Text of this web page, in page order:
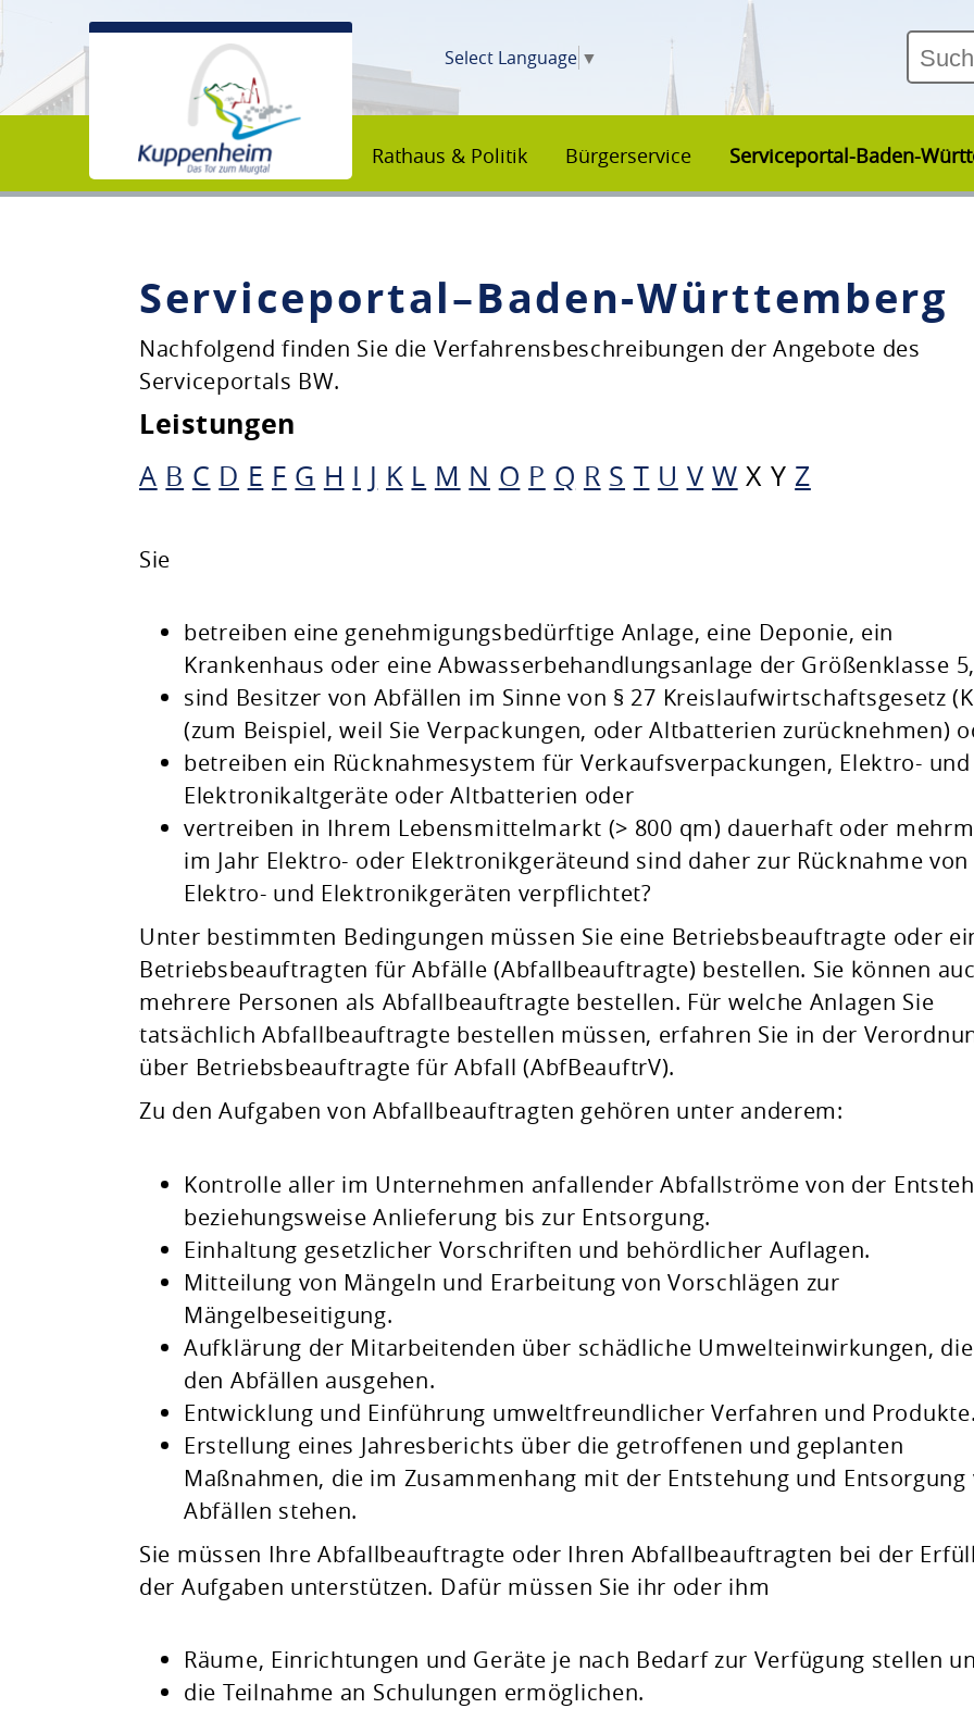
Select Language ▼
Rathaus & Politik Bürgerservice Serviceportal-Baden-
Unsere Stadt
Rathaus & Politik
Serviceportal–Baden-Württemberg
Nachfolgend finden Sie die Verfahrensbeschreibungen der Angebote des
Serviceportals BW.
Leistungen
A B C D E F G H I J K L M N O P Q R S T U V W X Y Z
Sie
betreiben eine genehmigungsbedürftige Anlage, eine Deponie, ein
Krankenhaus oder eine Abwasserbehandlungsanlage der Größenklasse 5,
sind Besitzer von Abfällen im Sinne von § 27 Kreislaufwirtschaftsgesetz
(zum Beispiel, weil Sie Verpackungen, oder Altbatterien zurücknehmen)
betreiben ein Rücknahmesystem für Verkaufsverpackungen, Elektro- und
Elektronikaltgeräte oder Altbatterien oder
vertreiben in Ihrem Lebensmittelmarkt (> 800 qm) dauerhaft oder
im Jahr Elektro- oder Elektronikgeräteund sind daher zur Rücknahme von
Elektro- und Elektronikgeräten verpflichtet?
Unter bestimmten Bedingungen müssen Sie eine Betriebsbeauftragte oder
Betriebsbeauftragten für Abfälle (Abfallbeauftragte) bestellen. Sie können
mehrere Personen als Abfallbeauftragte bestellen. Für welche Anlagen Sie
tatsächlich Abfallbeauftragte bestellen müssen, erfahren Sie in der
über Betriebsbeauftragte für Abfall (AbfBeauftrV).
Zu den Aufgaben von Abfallbeauftragten gehören unter anderem:
Kontrolle aller im Unternehmen anfallender Abfallströme von der
beziehungsweise Anlieferung bis zur Entsorgung.
Einhaltung gesetzlicher Vorschriften und behördlicher Auflagen.
Mitteilung von Mängeln und Erarbeitung von Vorschlägen zur
Mängelbeseitigung.
Aufklärung der Mitarbeitenden über schädliche Umwelteinwirkungen,
den Abfällen ausgehen.
Entwicklung und Einführung umweltfreundlicher Verfahren und Produkte.
Erstellung eines Jahresberichts über die getroffenen und geplanten
Maßnahmen, die im Zusammenhang mit der Entstehung und Entsorgung
Abfällen stehen.
Sie müssen Ihre Abfallbeauftragte oder Ihren Abfallbeauftragten bei der
der Aufgaben unterstützen. Dafür müssen Sie ihr oder ihm
Räume, Einrichtungen und Geräte je nach Bedarf zur Verfügung stellen
die Teilnahme an Schulungen ermöglichen.